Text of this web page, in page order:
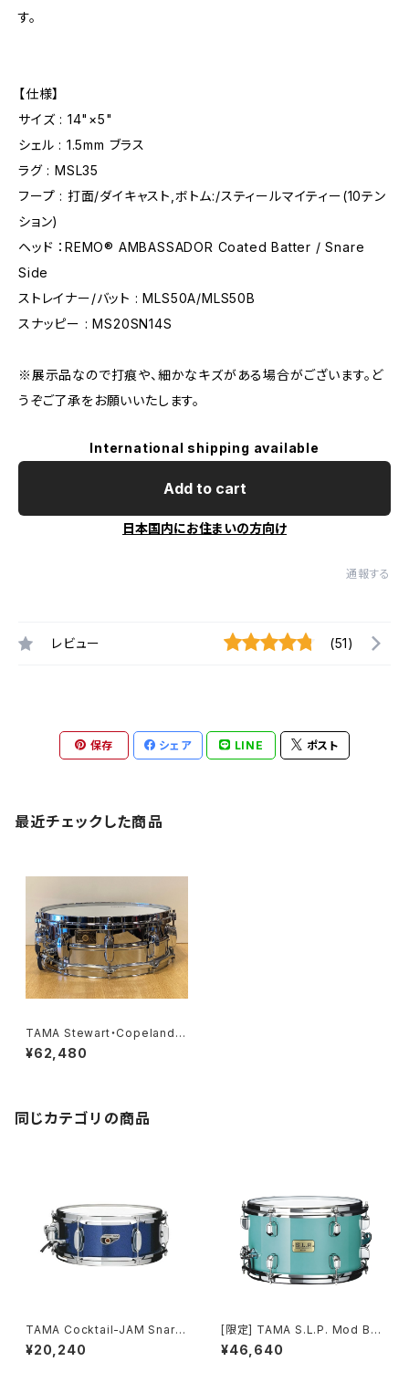
す。
【仕様】
サイズ : 14"×5"
シェル : 1.5mm ブラス
ラグ : MSL35
フープ : 打面/ダイキャスト,ボトム:/スティールマイティー(10テン
ション)
ヘッド ：REMO® AMBASSADOR Coated Batter / Snare
Side
ストレイナー/バット : MLS50A/MLS50B
スナッピー : MS20SN14S
※展示品なので打痕や、細かなキズがある場合がございます。ど
うぞご了承をお願いいたします。
International shipping available
Add to cart
日本国内にお住まいの方向け
通報する
レビュー (51)
保存 シェア LINE ポスト
最近チェックした商品
TAMA Stewart・Copeland S
ignature Snare Drum SC14
5 14”×5”
¥62,480
同じカテゴリの商品
TAMA Cocktail-JAM Snare
Drum 12"x5" CJBS1205M イ
ンディゴ・スパークル (ISP)
¥20,240
[限定] TAMA S.L.P. Mod Bu
binga 12”×7” LBU127-ETQ
Philo Tsoungui
¥46,640